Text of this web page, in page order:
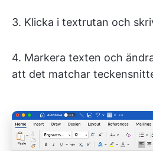
3. Klicka i textrutan och
4. Markera texten och
att det matchar